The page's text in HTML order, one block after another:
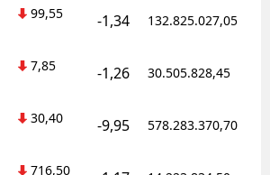
99,55 -1,34 132.825.027,05
7,85 -1,26 30.505.828,45
30,40 -9,95 578.283.370,70
716,50